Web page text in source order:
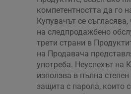
компетентността да го
Купувачът се
на следпродажбено
трети страни в
на Продавача
употреба. Неуспехът на
използва в пълна
защита с парола, които